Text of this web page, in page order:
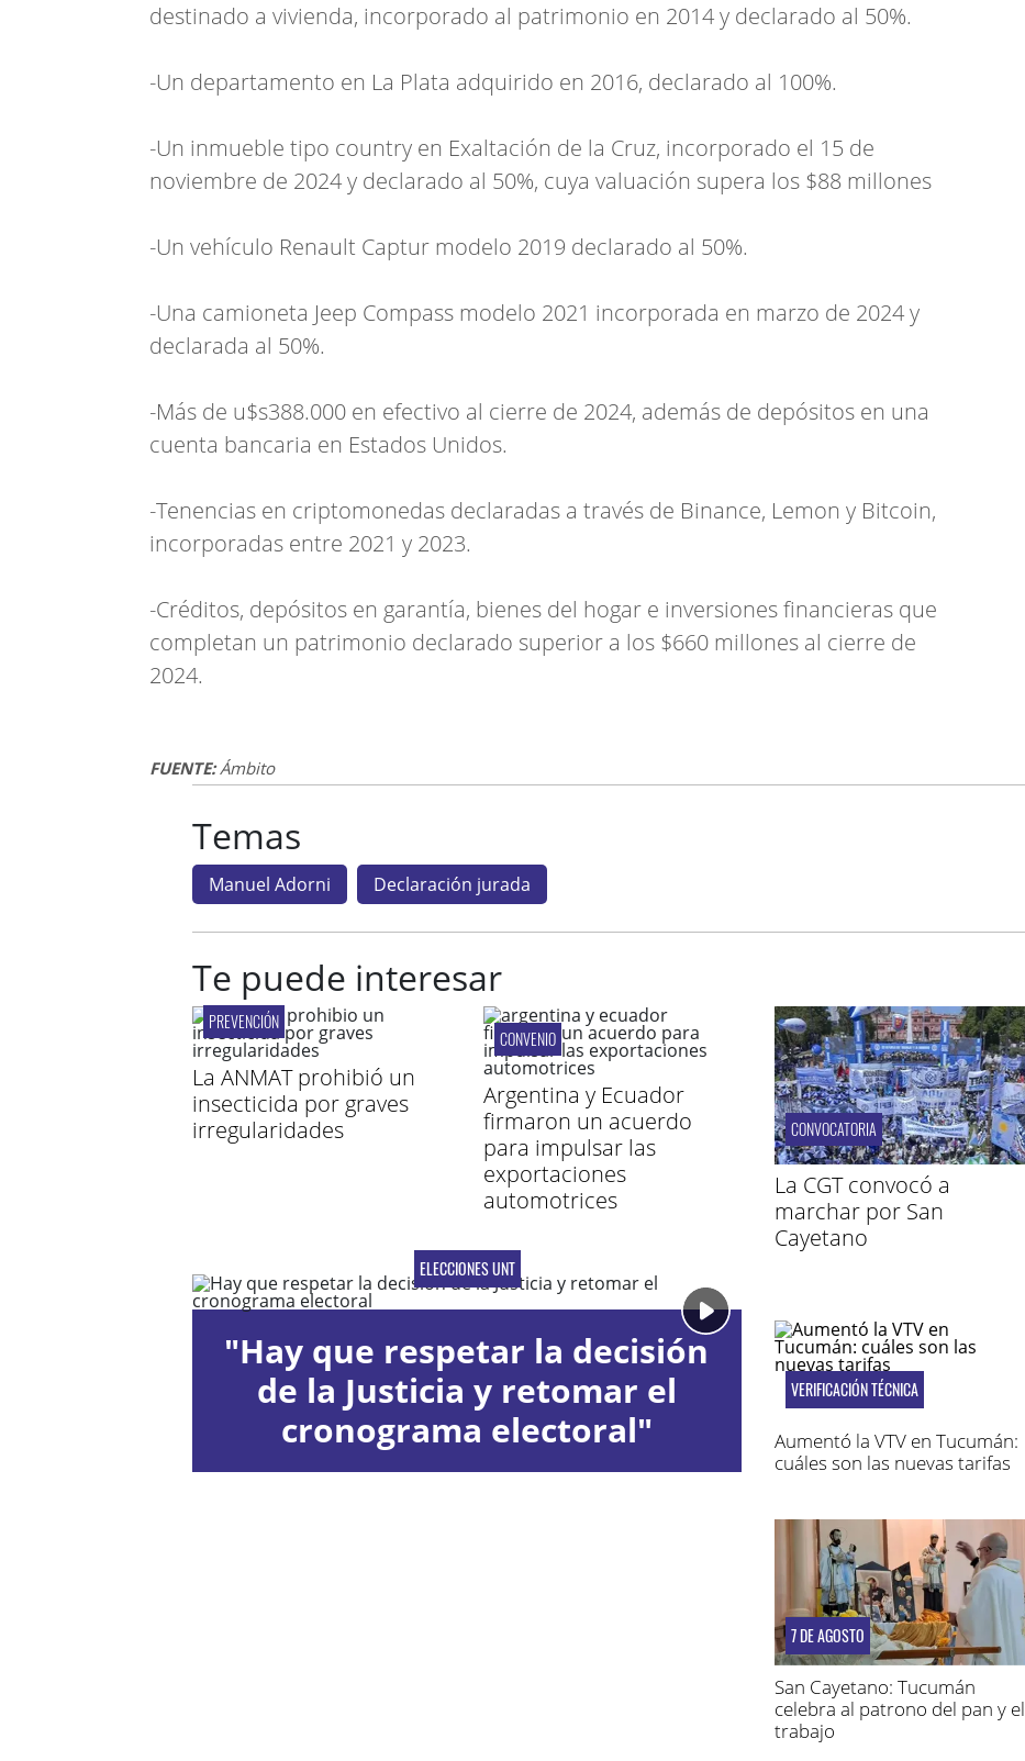
destinado a vivienda, incorporado al patrimonio en 2014 y declarado al 50%.
-Un departamento en La Plata adquirido en 2016, declarado al 100%.
-Un inmueble tipo country en Exaltación de la Cruz, incorporado el 15 de
noviembre de 2024 y declarado al 50%, cuya valuación supera los $88 millones
-Un vehículo Renault Captur modelo 2019 declarado al 50%.
-Una camioneta Jeep Compass modelo 2021 incorporada en marzo de 2024 y
declarada al 50%.
-Más de u$s388.000 en efectivo al cierre de 2024, además de depósitos en una
cuenta bancaria en Estados Unidos.
-Tenencias en criptomonedas declaradas a través de Binance, Lemon y Bitcoin,
incorporadas entre 2021 y 2023.
-Créditos, depósitos en garantía, bienes del hogar e inversiones financieras que
completan un patrimonio declarado superior a los $660 millones al cierre de
2024.
FUENTE:Ámbito
Temas
Manuel Adorni Declaración jurada
Te puede interesar
PREVENCIÓN
La ANMAT prohibió un
insecticida por graves
irregularidades
CONVENIO
Argentina y Ecuador
firmaron un acuerdo
para impulsar las
exportaciones
automotrices
CONVOCATORIA
La CGT convocó a
marchar por San
Cayetano
ELECCIONES UNT
"Hay que respetar la decisión
de la Justicia y retomar el
cronograma electoral"
VERIFICACIÓN TÉCNICA
Aumentó la VTV en Tucumán:
cuáles son las nuevas tarifas
7 DE AGOSTO
San Cayetano: Tucumán
celebra al patrono del pan y el
trabajo